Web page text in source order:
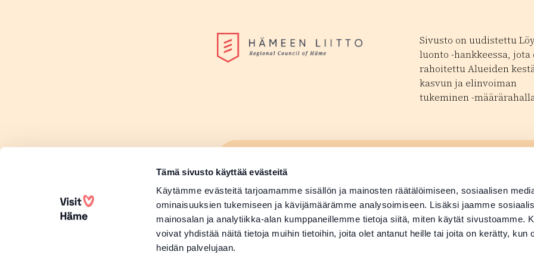
Tämä sivusto käyttää evästeitä
Käytämme evästeitä tarjoamamme sisällön ja mainosten räätälöimiseen, sosiaalisen
ominaisuuksien tukemiseen ja kävijämäärämme analysoimiseen. Lisäksi jaamme
mainosalan ja analytiikka-alan kumppaneillemme tietoja siitä, miten käytät sivustoamme.
voivat yhdistää näitä tietoja muihin tietoihin, joita olet antanut heille tai joita on kerätty, kun
heidän palvelujaan.
Sivusto on uudistettu
luonto -hankkeessa, jota
rahoitettu Alueiden
kasvun ja elinvoiman
tukeminen -
Lisää tapahtuma
Sivu avautuu uudessa ikkunassa
Lisää tuotetiedot
Medialle